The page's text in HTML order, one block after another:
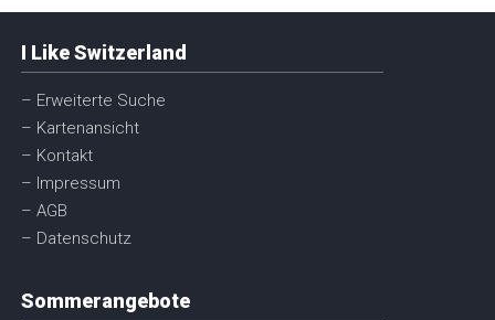
I Like Switzerland
– Erweiterte Suche
– Kartenansicht
– Kontakt
– Impressum
– AGB
– Datenschutz
Sommerangebote